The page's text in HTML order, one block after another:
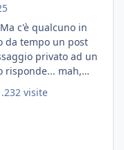
c'è qualcuno in
da tempo un post
privato ad un
risponde... mah,
visite